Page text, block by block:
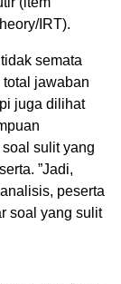
IRT).
semata
jawaban
juga dilihat
sulit yang
”Jadi,
peserta
soal yang sulit